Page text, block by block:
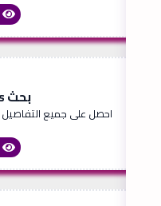
بحث Whois
احصل على جميع